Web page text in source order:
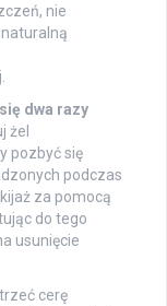
nie
dwa razy
żel
pozbyć się
podczas
za pomocą
do tego
usunięcie
cerę